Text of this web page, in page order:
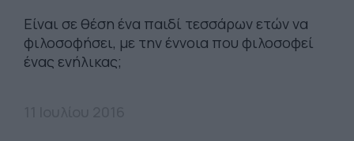
Είναι σε θέση ένα παιδί τεσσάρων ετών να
φιλοσοφήσει, με την έννοια που φιλοσοφεί
ένας ενήλικας;